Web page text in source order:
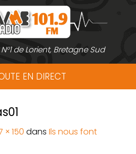
de Lorient, Bretagne Sud
EN DIRECT
× 150 dans Ils nous font